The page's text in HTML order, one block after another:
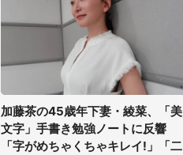
加藤茶の45歳年下妻・綾菜、「美
文字」手書き勉強ノートに反響
「字がめちゃくちゃキレイ!」「二